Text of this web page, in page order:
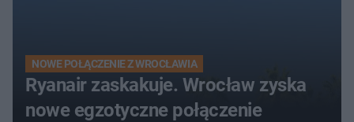
NOWE POŁĄCZENIE Z WROCŁAWIA
Ryanair zaskakuje. Wrocław zyska
nowe egzotyczne połączenie